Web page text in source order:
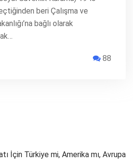
beri Çalışma ve
bağlı olarak
88
İçin Türkiye mi, Amerika mı, Avrupa